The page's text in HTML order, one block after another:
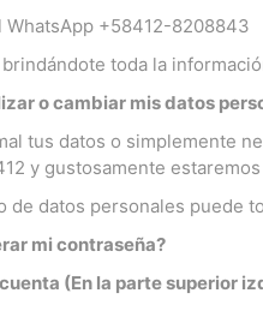
WhatsApp +58412-8208843
toda la
o cambiar mis datos
tus datos o simplemente
y gustosamente
de datos personales puede
mi contraseña?
(En la parte superior